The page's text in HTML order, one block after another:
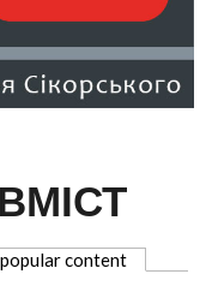
content(активна